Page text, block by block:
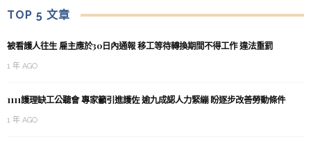
TOP 5 文章
被看護人往生 雇主應於30日內通報 移工等待轉換期間不得工作 違法重罰
1 年 AGO
1111護理缺工公聽會 專家籲引進護佐 逾九成認人力緊繃 盼逐步改善勞動條件
1 年 AGO